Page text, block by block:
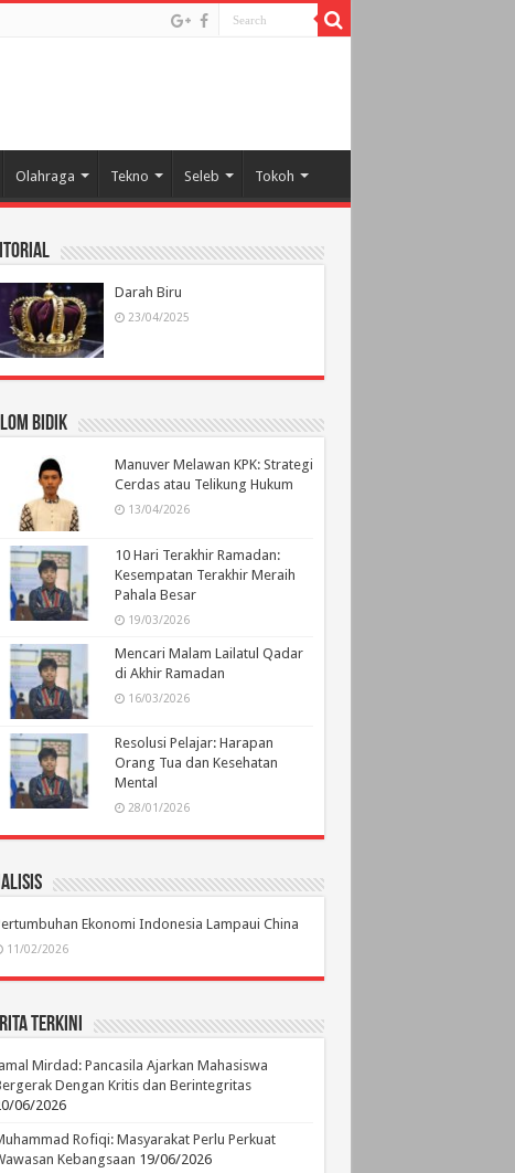
Olahraga Tekno Seleb Tokoh
Darah Biru
23/04/2025
Bidik
Manuver Melawan KPK: Strategi
Cerdas atau Telikung Hukum
13/04/2026
10 Hari Terakhir Ramadan:
Kesempatan Terakhir Meraih
Pahala Besar
19/03/2026
Mencari Malam Lailatul Qadar
di Akhir Ramadan
16/03/2026
Resolusi Pelajar: Harapan
Orang Tua dan Kesehatan
Mental
28/01/2026
Ekonomi Indonesia Lampaui China
11/02/2026
Terkini
Mirdad: Pancasila Ajarkan Mahasiswa
Dengan Kritis dan Berintegritas
06/2026
Rofiqi: Masyarakat Perlu Perkuat
Kebangsaan 19/06/2026